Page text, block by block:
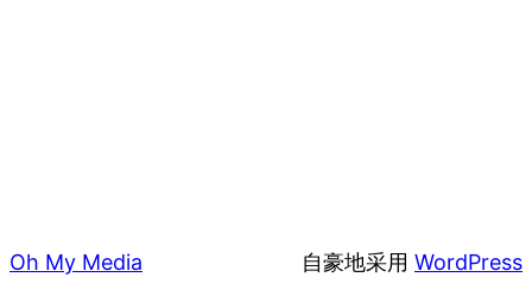
Oh My Media 自豪地采用 WordPress